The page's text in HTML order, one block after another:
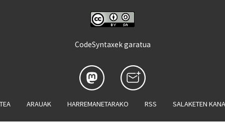
CodeSyntaxek garatua
ARAUAK HARREMANETARAKO RSS SALAKETEN